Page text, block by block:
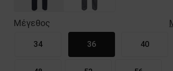
Μέγεθος
34 36 40